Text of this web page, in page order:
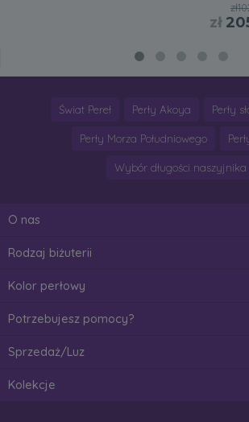
zł
Świat Pereł Perły Akoya Perły
Perły Morza Południowego
Wybór długości naszyjnika
O nas
Rodzaj biżuterii
Kolor perłowy
Potrzebujesz pomocy?
Sprzedaż/Luz
Kolekcje